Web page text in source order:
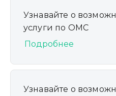
Узнавайте о
услуги по ОМС
Подробнее
Узнавайте о